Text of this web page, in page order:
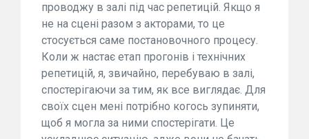
проводжу в залі під час репетицій. Якщо я
не на сцені разом з акторами, то це
стосується саме постановочного процесу.
Коли ж настає етап прогонів і технічних
репетицій, я, звичайно, перебуваю в залі,
спостерігаючи за тим, як все виглядає. Для
своїх сцен мені потрібно когось зупиняти,
щоб я могла за ними спостерігати. Це